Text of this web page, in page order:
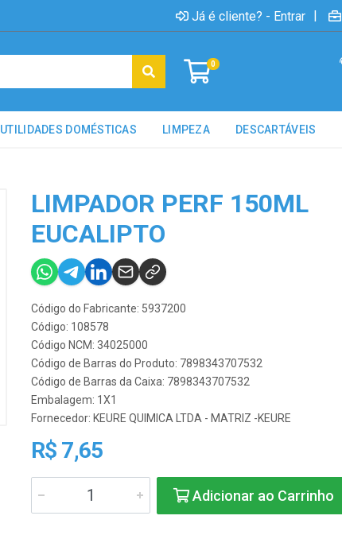
Já é cliente? - Entrar |
0
UTILIDADES DOMÉSTICAS LIMPEZA DESCARTÁVEIS
LIMPADOR PERF 150ML
EUCALIPTO
Código do Fabricante: 5937200
Código: 108578
Código NCM: 34025000
Código de Barras do Produto: 7898343707532
Código de Barras da Caixa: 7898343707532
Embalagem: 1X1
Fornecedor: KEURE QUIMICA LTDA - MATRIZ -KEURE
R$ 7,65
Adicionar ao Carrinho